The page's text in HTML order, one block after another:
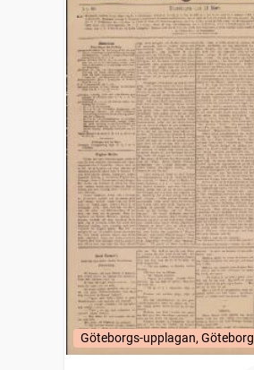
Göteborgs-upplagan, Göteborg